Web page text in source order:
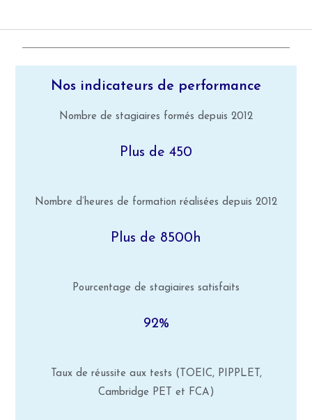
Nos indicateurs de performance
Nombre de stagiaires formés depuis 2012
Plus de 450
Nombre d’heures de formation réalisées depuis 2012
Plus de 8500h
Pourcentage de stagiaires satisfaits
92%
Taux de réussite aux tests (TOEIC, PIPPLET,
Cambridge PET et FCA)